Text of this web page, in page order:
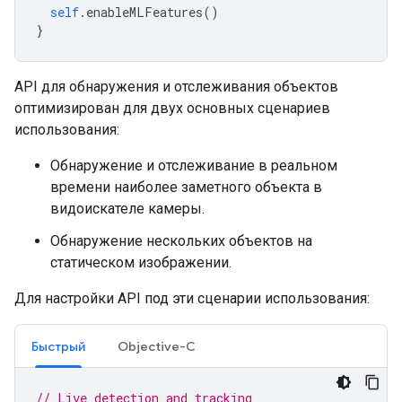
self. enableMLFeatures()
}
API для обнаружения и отслеживания объектов
оптимизирован для двух основных сценариев
использования:
Обнаружение и отслеживание в реальном
времени наиболее заметного объекта в
видоискателе камеры.
Обнаружение нескольких объектов на
статическом изображении.
Для настройки API под эти сценарии использования:
Быстрый Objective-C
// Live detection and tracking